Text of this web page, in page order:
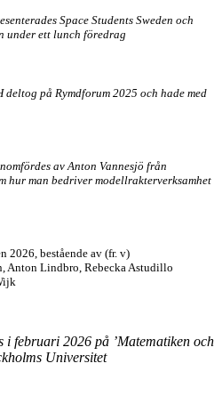
Space Students Sweden och
under ett lunch föredrag
på Rymdforum 2025 och hade med
av Anton Vannesjö från
hur man bedriver modellrakterverksamhet
2026, bestående av (fr. v)
Anton Lindbro, Rebecka Astudillo
i februari 2026 på ’Matematiken och
Universitet